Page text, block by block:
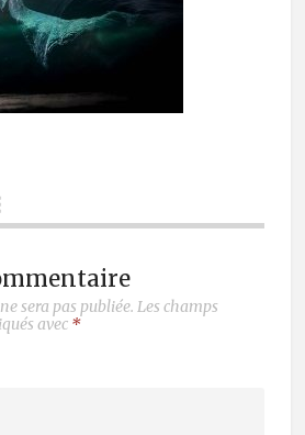
sera pas publiée. Les champs
avec *